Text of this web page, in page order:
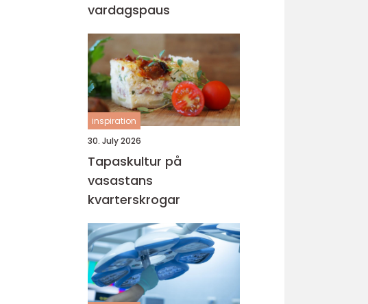
vardagspaus
inspiration
30. July 2026
Tapaskultur på
vasastans
kvarterskrogar